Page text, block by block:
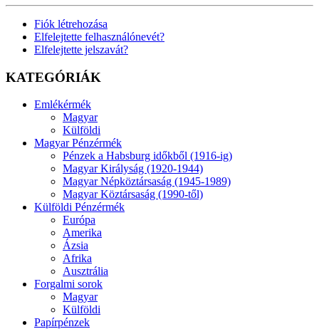
Fiók létrehozása
Elfelejtette felhasználónevét?
Elfelejtette jelszavát?
KATEGÓRIÁK
Emlékérmék
Magyar
Külföldi
Magyar Pénzérmék
Pénzek a Habsburg időkből (1916-ig)
Magyar Királyság (1920-1944)
Magyar Népköztársaság (1945-1989)
Magyar Köztársaság (1990-től)
Külföldi Pénzérmék
Európa
Amerika
Ázsia
Afrika
Ausztrália
Forgalmi sorok
Magyar
Külföldi
Papírpénzek